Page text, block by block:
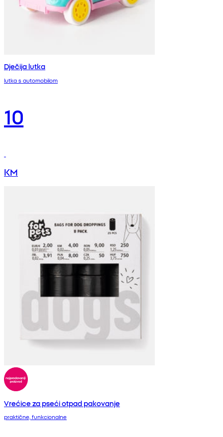
Dječija lutka
lutka s automobilom
10
KM
Vrećice za pseći otpad pakovanje
praktične, funkcionalne